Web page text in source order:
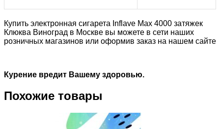
Купить электронная сигарета Inflave Max 4000 затяжек
Клюква Виноград в Москве вы можете в сети наших
розничных магазинов или оформив заказ на нашем сайте
Курение вредит Вашему здоровью.
Похожие товары